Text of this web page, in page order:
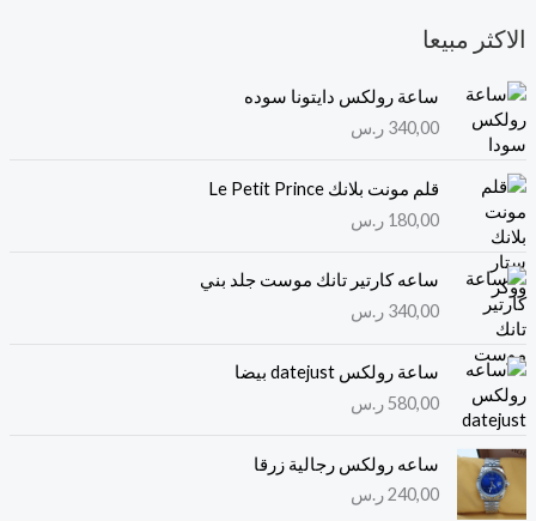
الاكثر مبيعا
ساعة رولكس دايتونا سوده
340,00 ر.س
قلم مونت بلانك Le Petit Prince
180,00 ر.س
ساعه كارتير تانك موست جلد بني
340,00 ر.س
ساعة رولكس datejust بيضا
580,00ر.س
ساعه رولكس رجالية زرقا
240,00ر.س